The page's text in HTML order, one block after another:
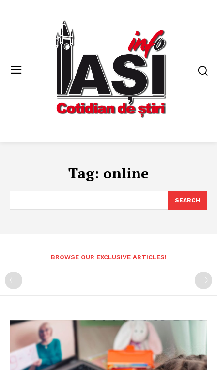
Tag: online
SEARCH
BROWSE OUR EXCLUSIVE ARTICLES!